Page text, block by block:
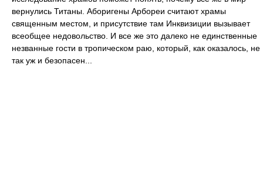
вернулись Титаны. Аборигены Арбореи считают храмы
священным местом, и присутствие там Инквизиции вызывает
всеобщее недовольство. И все же это далеко не единственные
незванные гости в тропическом раю, который, как оказалось, не
так уж и безопасен...